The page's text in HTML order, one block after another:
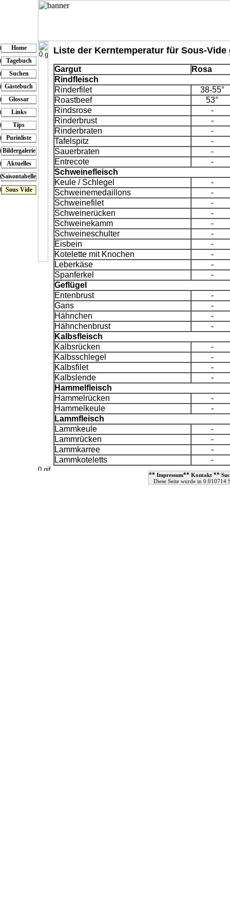
Home
Tagebuch
Suchen
Gästebuch
Glossar
Links
Tips
Purinliste
Bildergalerie
Aktuelles
Saisontabelle
Sous Vide
Liste der Kerntemperatur für Sous-Vide
Gargut
Rosa
Rindfleisch
Rinderfilet
38-55°
Roastbeef
53°
Rindsrose
-
Rinderbrust
-
Rinderbraten
-
Tafelspitz
-
Sauerbraten
-
Entrecote
-
Schweinefleisch
Keule / Schlegel
-
Schweinemedaillons
-
Schweinefilet
-
Schweinerücken
-
Schweinekamm
-
Schweineschulter
-
Eisbein
-
Kotelette mit Knochen
-
Leberkäse
-
Spanferkel
-
Geflügel
Entenbrust
-
Gans
-
Hähnchen
-
Hähnchenbrust
-
Kalbsfleisch
Kalbsrücken
-
Kalbsschlegel
-
Kalbsfilet
-
Kalbslende
-
Hammelfleisch
Hammelrücken
-
Hammelkeule
-
Lammfleisch
Lammkeule
-
Lammrücken
-
Lammkarree
-
Lammkoteletts
-
** Impressum** Kontakt **
Diese Seite wurde in 0.010714